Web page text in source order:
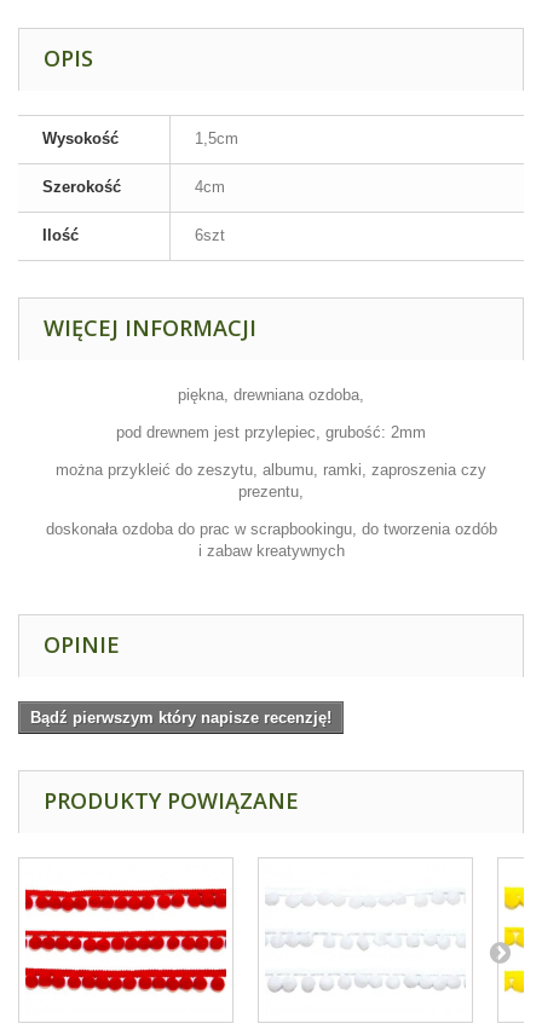
OPIS
Wysokość 1,5cm
Szerokość 4cm
Ilość 6szt
WIĘCEJ INFORMACJI
piękna, drewniana ozdoba,
pod drewnem jest przylepiec, grubość: 2mm
można przykleić do zeszytu, albumu, ramki, zaproszenia czy
prezentu,
doskonała ozdoba do prac w scrapbookingu, do tworzenia ozdób
i zabaw kreatywnych
OPINIE
Bądź pierwszym który napisze recenzję!
PRODUKTY POWIĄZANE